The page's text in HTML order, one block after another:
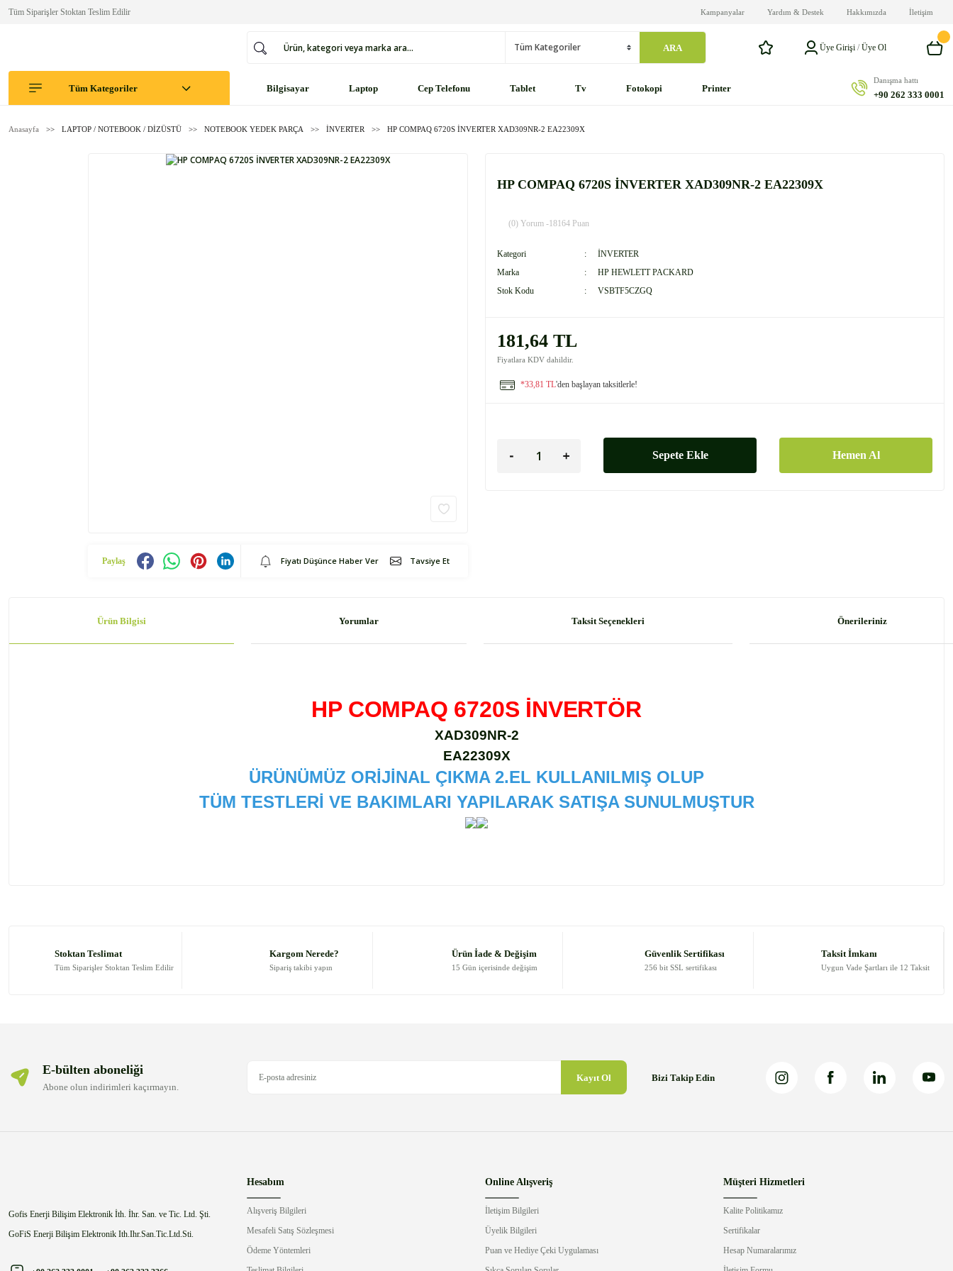
Tüm Siparişler Stoktan Teslim Edilir Kampanyalar Yardım & Destek Hakkımızda İletişim
ARA Üye Girişi /Üye Ol
Tüm Kategoriler Bilgisayar Laptop Cep Telefonu Tablet Tv Fotokopi Printer
Danışma hattı
+90 262 333 0001
Anasayfa LAPTOP / NOTEBOOK / DİZÜSTÜ NOTEBOOK YEDEK PARÇA İNVERTER HP COMPAQ 6720S İNVERTER XAD309NR-2 EA22309X
Paylaş Fiyatı Düşünce Haber Ver Tavsiye Et
HP COMPAQ 6720S İNVERTER XAD309NR-2 EA22309X
(0) Yorum -18164 Puan
Kategori
İNVERTER
Marka
HP HEWLETT PACKARD
Stok Kodu
VSBTF5CZGQ
181,64 TL
Fiyatlara KDV dahildir.
*33,81 TL'den başlayan taksitlerle!
Sepete Ekle Hemen Al
Ürün Bilgisi Yorumlar Taksit Seçenekleri Önerileriniz
HP COMPAQ 6720S İNVERTÖR
XAD309NR-2
EA22309X
ÜRÜNÜMÜZ ORİJİNAL ÇIKMA 2.EL KULLANILMIŞ OLUP
TÜM TESTLERİ VE BAKIMLARI YAPILARAK SATIŞA SUNULMUŞTUR
Ürün bilgilerinde hatalar bulunuyor.
Stoktan Teslimat
Tüm Siparişler Stoktan Teslim Edilir
Kargom Nerede?
Sipariş takibi yapın
Ürün İade & Değişim
15 Gün içerisinde değişim
Güvenlik Sertifikası
256 bit SSL sertifikası
Taksit İmkanı
Uygun Vade Şartları ile 12 Taksit
E-bülten aboneliği
Abone olun indirimleri kaçırmayın.
Kayıt Ol Bizi Takip Edin
Gofis Enerji Bilişim Elektronik İth. İhr. San. ve Tic. Ltd. Şti.
GoFiS Enerji Bilişim Elektronik Ith.Ihr.San.Tic.Ltd.Sti.
Hesabım
Alışveriş Bilgileri
Mesafeli Satış Sözleşmesi
Ödeme Yöntemleri
Online Alışveriş
İletişim Bilgileri
Üyelik Bilgileri
Puan ve Hediye Çeki Uygulaması
Müşteri Hizmetleri
Kalite Politikamız
Sertifikalar
Hesap Numaralarımız